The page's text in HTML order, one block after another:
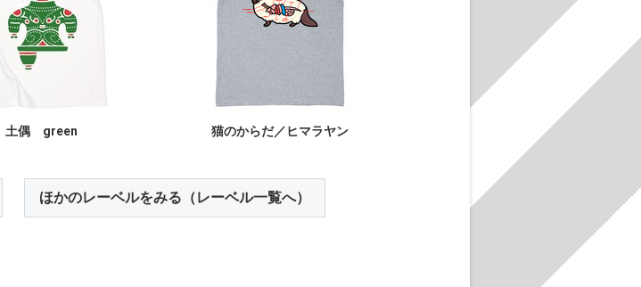
土偶 green 猫のからだ／ヒマラヤン
ほかのレーベルをみる（レーベル一覧へ）